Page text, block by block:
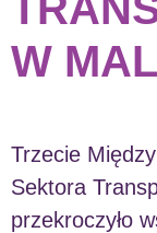
W
Trzecie
Sektora
przekroczyło